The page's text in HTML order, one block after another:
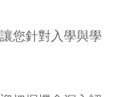
您針對入學與學